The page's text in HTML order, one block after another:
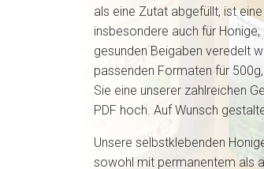
als eine Zutat abgefüllt, ist
insbesondere auch für
gesunden Beigaben veredelt
passenden Formaten für
Sie eine unserer zahlreichen
PDF hoch. Auf Wunsch
Unsere selbstklebenden
sowohl mit permanentem als